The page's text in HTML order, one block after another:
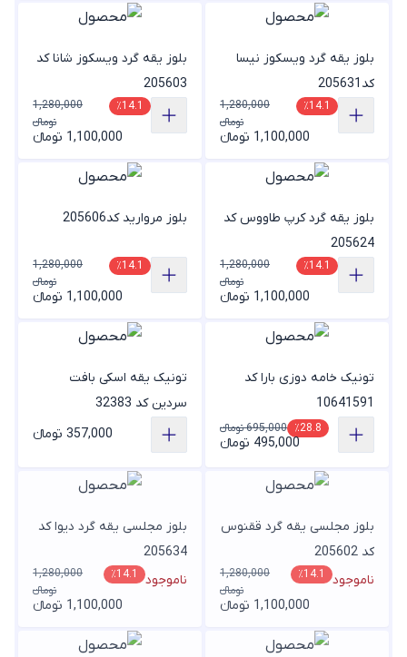
بلوز یقه گرد ویسکوز نیسا
کد205631
٪14.1
1,280,000
تومانء
1,100,000 تومانء
بلوز یقه گرد ویسکوز شانا کد
205603
٪14.1
1,280,000
تومانء
1,100,000 تومانء
بلوز یقه گرد کرپ طاووس کد
205624
٪14.1
1,280,000
تومانء
1,100,000 تومانء
بلوز مروارید کد205606
٪14.1
1,280,000
تومانء
1,100,000 تومانء
تونیک خامه دوزی بارا کد
10641591
٪28.8 695,000 تومانء
495,000 تومانء
تونیک یقه اسکی بافت
سردین کد 32383
357,000 تومانء
بلوز مجلسی یقه گرد ققنوس
کد 205602
ناموجود
٪14.1
1,280,000
تومانء
1,100,000 تومانء
بلوز مجلسی یقه گرد دیوا کد
205634
ناموجود
٪14.1
1,280,000
تومانء
1,100,000 تومانء